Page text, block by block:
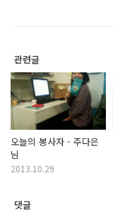
관련글
오늘의 봉사자 - 주다은
님
2013.10.29
댓글